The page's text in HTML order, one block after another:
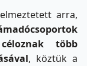
arra,
több
, köztük a